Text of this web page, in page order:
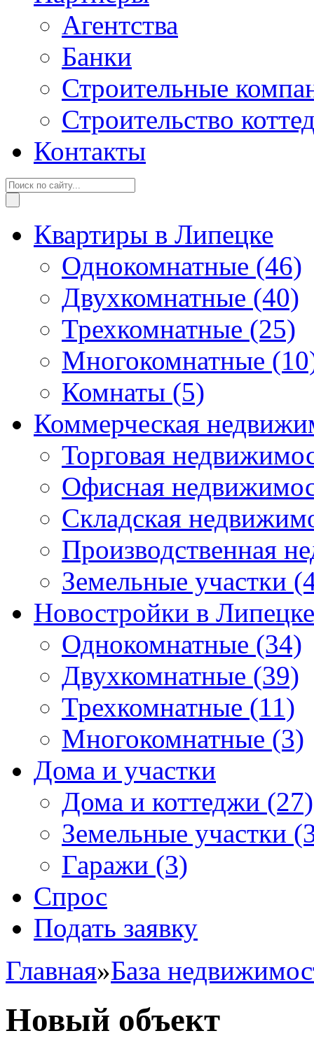
Агентства
Банки
Строительные
Строительство
Контакты
Квартиры в Липецке
Однокомнатные (46)
Двухкомнатные (40)
Трехкомнатные (25)
Многокомнатные
Комнаты (5)
Коммерческая
Торговая
Офисная
Складская
Производственная
Земельные участки
Новостройки в Липецке
Однокомнатные (34)
Двухкомнатные (39)
Трехкомнатные (11)
Многокомнатные (3)
Дома и участки
Дома и коттеджи (27)
Земельные участки
Гаражи (3)
Спрос
Подать заявку
Главная»База
Новый объект